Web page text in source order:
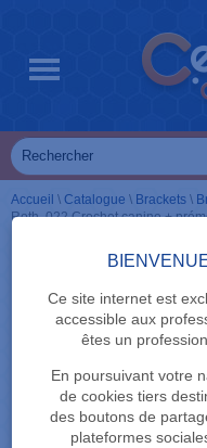
Ce site internet est
accessible aux
êtes un
En poursuivant votre
de cookies tiers
des boutons de
plateformes
Accueil \ Catalogue \ Brackets \
Roth .022 Crochet canine +